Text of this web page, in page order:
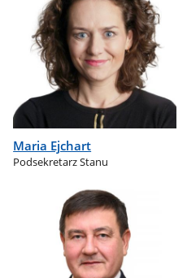
Maria Ejchart
Podsekretarz Stanu